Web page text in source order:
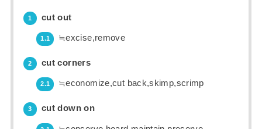
1 cut out
1.1 ≒excise,remove
2 cut corners
2.1 ≒economize,cut back,skimp,scrimp
3 cut down on